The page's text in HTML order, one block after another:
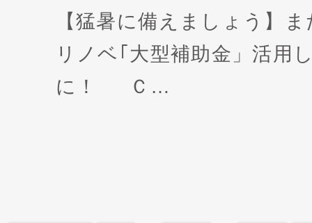
【猛暑に備えましょう】
リノベ｢大型補助金」活用
に！ Ｃ…